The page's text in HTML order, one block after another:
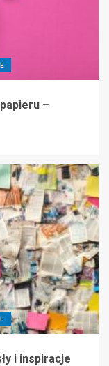
–
i inspiracje